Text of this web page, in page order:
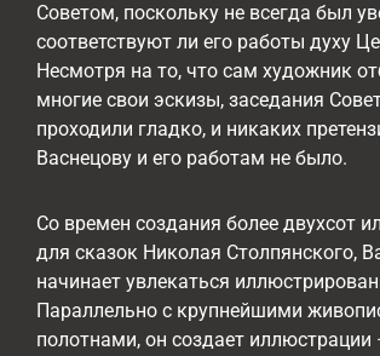
Советом, поскольку не всегда был
соответствуют ли его работы духу
Несмотря на то, что сам художник
многие свои эскизы, заседания
проходили гладко, и никаких
Васнецову и его работам не было.
Со времен создания более двухсот
для сказок Николая Столпянского,
начинает увлекаться
Параллельно с крупнейшими
полотнами, он создает иллюстрации